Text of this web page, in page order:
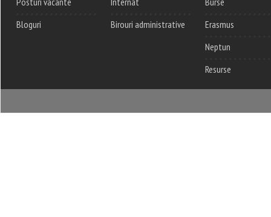
Bloguri
Birouri administrative
Erasmus
Neptun
Resurse